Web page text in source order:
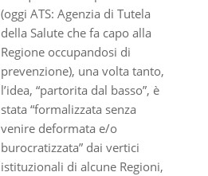
(oggi ATS: Agenzia di Tutela
della Salute che fa capo alla
Regione occupandosi di
prevenzione), una volta tanto,
l’idea, “partorita dal basso”, è
stata “formalizzata senza
venire deformata e/o
burocratizzata” dai vertici
istituzionali di alcune Regioni,